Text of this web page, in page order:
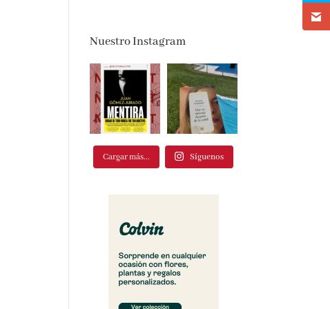
Nuestro Instagram
Cargar más... Síguenos